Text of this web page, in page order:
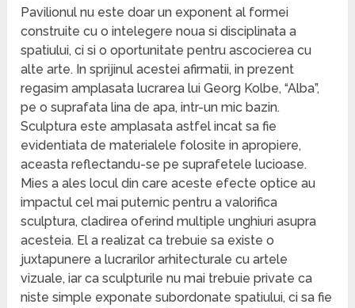
Pavilionul nu este doar un exponent al formei
construite cu o intelegere noua si disciplinata a
spatiului, ci si o oportunitate pentru ascocierea cu
alte arte. In sprijinul acestei afirmatii, in prezent
regasim amplasata lucrarea lui Georg Kolbe, “Alba”,
pe o suprafata lina de apa, intr-un mic bazin.
Sculptura este amplasata astfel incat sa fie
evidentiata de materialele folosite in apropiere,
aceasta reflectandu-se pe suprafetele lucioase.
Mies a ales locul din care aceste efecte optice au
impactul cel mai puternic pentru a valorifica
sculptura, cladirea oferind multiple unghiuri asupra
acesteia. El a realizat ca trebuie sa existe o
juxtapunere a lucrarilor arhitecturale cu artele
vizuale, iar ca sculpturile nu mai trebuie private ca
niste simple exponate subordonate spatiului, ci sa fie